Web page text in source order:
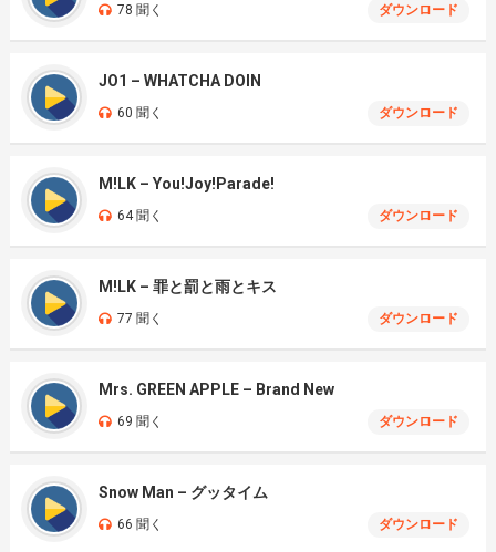
78 聞く ダウンロード
JO1 – WHATCHA DOIN
60 聞く ダウンロード
M!LK – You!Joy!Parade!
64 聞く ダウンロード
M!LK – 罪と罰と雨とキス
77 聞く ダウンロード
Mrs. GREEN APPLE – Brand New
69 聞く ダウンロード
Snow Man – グッタイム
66 聞く ダウンロード